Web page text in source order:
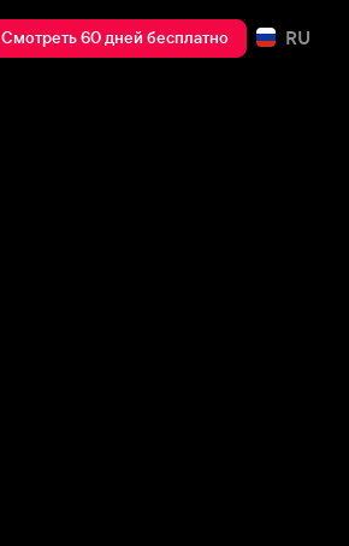
Смотреть 60 дней бесплатно RU